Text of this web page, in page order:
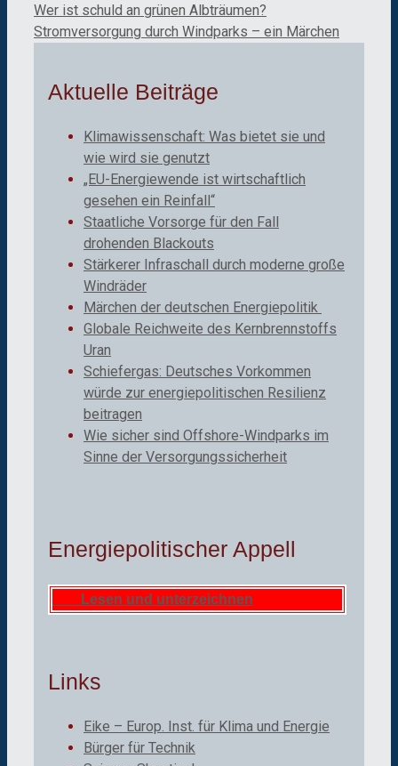
Wer ist schuld an grünen Albträumen?
Stromversorgung durch Windparks – ein Märchen
Aktuelle Beiträge
Klimawissenschaft: Was bietet sie und
wie wird sie genutzt
„EU-Energiewende ist wirtschaftlich
gesehen ein Reinfall“
Staatliche Vorsorge für den Fall
drohenden Blackouts
Stärkerer Infraschall durch moderne große
Windräder
Märchen der deutschen Energiepolitik
Globale Reichweite des Kernbrennstoffs
Uran
Schiefergas: Deutsches Vorkommen
würde zur energiepolitischen Resilienz
beitragen
Wie sicher sind Offshore-Windparks im
Sinne der Versorgungssicherheit
Energiepolitischer Appell
Lesen und unterzeichnen
Links
Eike – Europ. Inst. für Klima und Energie
Bürger für Technik